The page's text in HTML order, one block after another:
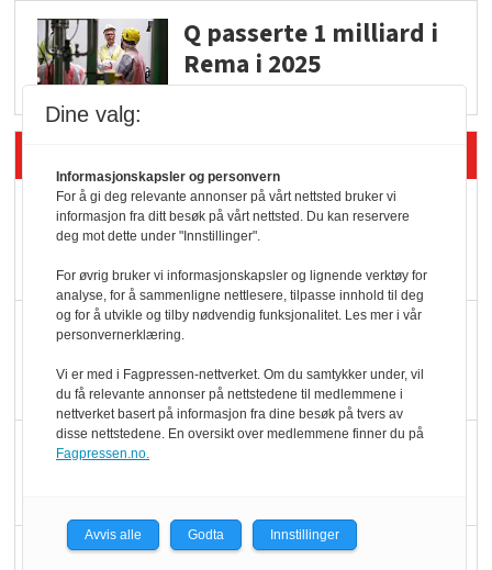
Q passerte 1 milliard i
Rema i 2025
Kolonihagens norske
yoghurt: Trues av
melkemangel
Marit Kolby vant
Økologisk Norge sin
hederspris
Kolonihagen sliter
Dine valg:
Informasjonskapsler og personvern
For å gi deg relevante annonser på vårt nettsted bruker vi
informasjon fra ditt besøk på vårt nettsted. Du kan reservere
deg mot dette under "Innstillinger".
For øvrig bruker vi informasjonskapsler og lignende verktøy for
analyse, for å sammenligne nettlesere, tilpasse innhold til deg
og for å utvikle og tilby nødvendig funksjonalitet. Les mer i vår
personvernerklæring.
Vi er med i Fagpressen-nettverket. Om du samtykker under, vil
du få relevante annonser på nettstedene til medlemmene i
nettverket basert på informasjon fra dine besøk på tvers av
disse nettstedene. En oversikt over medlemmene finner du på
Fagpressen.no.
Avvis alle Godta Innstillinger